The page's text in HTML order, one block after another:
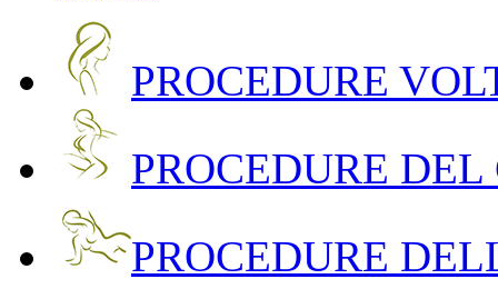
PROCEDURE
PROCEDURE DEL
PROCEDURE